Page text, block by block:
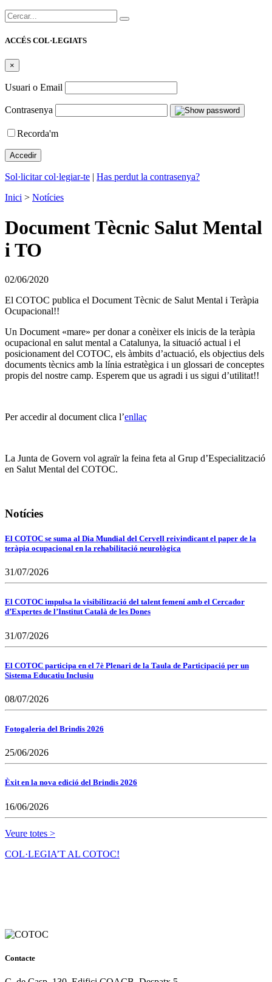
Cercar:
ACCÉS COL·LEGIATS
×
Usuari o Email
Contrasenya
Recorda'm
Sol·licitar col·legiar-te | Has perdut la contrasenya?
Inici > Notícies
Document Tècnic Salut Mental
i TO
02/06/2020
El COTOC publica el Document Tècnic de Salut Mental i Teràpia
Ocupacional!!
Un Document «mare» per donar a conèixer els inicis de la teràpia
ocupacional en salut mental a Catalunya, la situació actual i el
posicionament del COTOC, els àmbits d’actuació, els objectius dels
documents tècnics amb la línia estratègica i un glossari de conceptes
propis del nostre camp. Esperem que us agradi i us sigui d’utilitat!!
Per accedir al document clica l’enllaç
La Junta de Govern vol agraïr la feina feta al Grup d’Especialització
en Salut Mental del COTOC.
Notícies
El COTOC se suma al Dia Mundial del Cervell reivindicant el paper de la
teràpia ocupacional en la rehabilitació neurològica
31/07/2026
El COTOC impulsa la visibilització del talent femení amb el Cercador
d’Expertes de l’Institut Català de les Dones
31/07/2026
El COTOC participa en el 7è Plenari de la Taula de Participació per un
Sistema Educatiu Inclusiu
08/07/2026
Fotogaleria del Brindis 2026
25/06/2026
Èxit en la nova edició del Brindis 2026
16/06/2026
Veure totes >
COL·LEGIA’T AL COTOC!
Contacte